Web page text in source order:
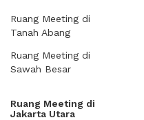
Ruang Meeting di
Tanah Abang
Ruang Meeting di
Sawah Besar
Ruang Meeting di
Jakarta Utara